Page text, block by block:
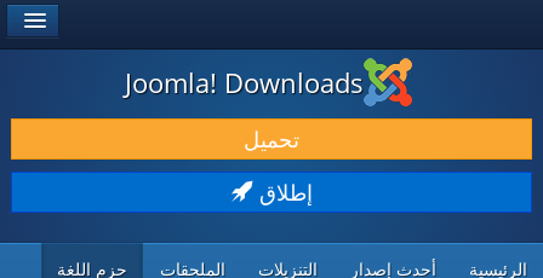
حمل & ومدد
اكتشف & تعلم
Joomla! Downloads
تحميل
إطلاق
الرئيسية أحدث إصدار التنزيلات الملحقات حزم اللغة